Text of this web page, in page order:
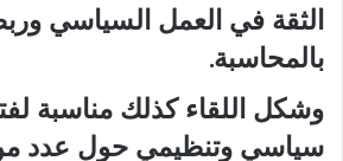
الثقة في العمل السياسي
بالمحاسبة.
وشكل اللقاء كذلك مناسبة
سياسي وتنظيمي حول عدد من